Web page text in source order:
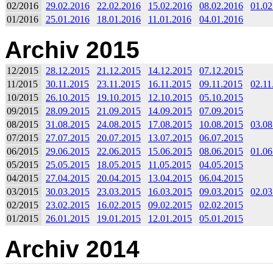
02/2016
29.02.2016 22.02.2016 15.02.2016 08.02.2016
01/2016
25.01.2016 18.01.2016 11.01.2016 04.01.2016
Archiv 2015
12/2015 28.12.2015 21.12.2015 14.12.2015
07.12.2015
11/2015
30.11.2015 23.11.2015 16.11.2015 09.11.2015
10/2015
26.10.2015 19.10.2015 12.10.2015
05.10.2015
09/2015
28.09.2015 21.09.2015 14.09.2015
07.09.2015
08/2015
31.08.2015 24.08.2015 17.08.2015 10.08.2015
07/2015
27.07.2015 20.07.2015 13.07.2015
06.07.2015
06/2015
29.06.2015 22.06.2015 15.06.2015 08.06.2015
05/2015
25.05.2015 18.05.2015 11.05.2015
04.05.2015
04/2015
27.04.2015 20.04.2015 13.04.2015
06.04.2015
03/2015
30.03.2015 23.03.2015 16.03.2015 09.03.2015
02/2015
23.02.2015 16.02.2015 09.02.2015
02.02.2015
01/2015
26.01.2015 19.01.2015 12.01.2015 05.01.2015
Archiv 2014